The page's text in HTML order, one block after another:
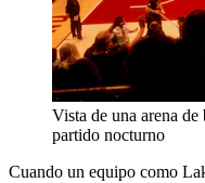
Vista de una arena
partido nocturno
Cuando un equipo como